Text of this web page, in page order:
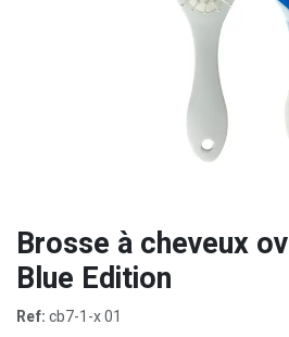
Brosse à cheveux
Blue Edition
Ref:cb7-1-x 01